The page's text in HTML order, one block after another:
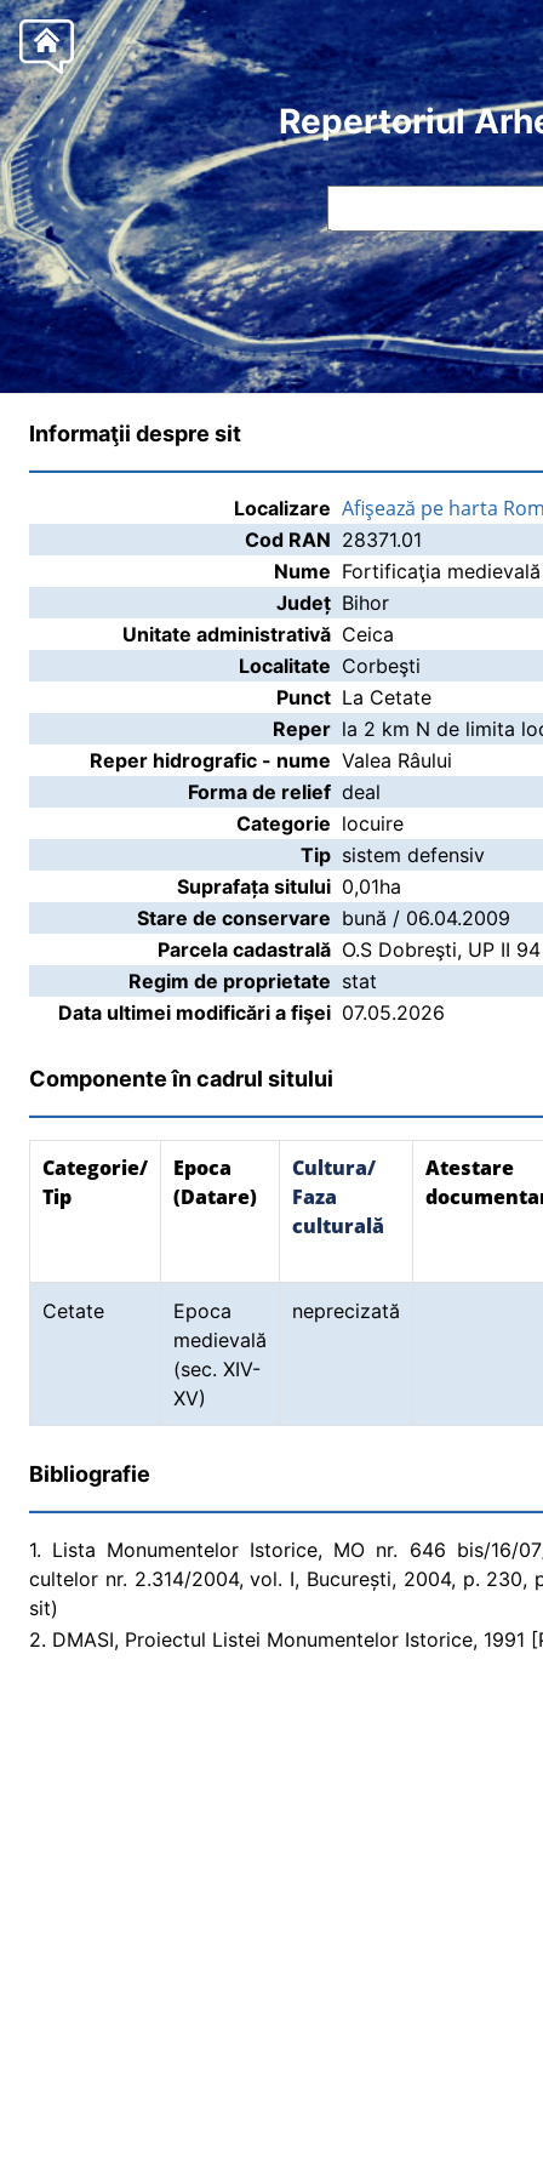
Repertoriul
Informaţii despre sit
Localizare Afişează pe harta
Cod RAN 28371.01
Nume Fortificaţia
Județ Bihor
Unitate administrativă Ceica
Localitate Corbeşti
Punct La Cetate
Reper la 2 km N de limita
Reper hidrografic - nume Valea Râului
Forma de relief deal
Categorie locuire
Tip sistem defensiv
Suprafața sitului 0,01ha
Stare de conservare bună / 06.04.2009
Parcela cadastrală O.S Dobreşti, UP II
Regim de proprietate stat
Data ultimei modificări a fişei 07.05.2026
Componente în cadrul sitului
Categorie/
Tip
Epoca
(Datare)
Cultura/
Faza
culturală
Atestare
Cetate
Epoca
medievală
(sec. XIV-
XV)
neprecizată
Bibliografie
1. Lista Monumentelor Istorice, MO nr. 646 bis/16/
cultelor nr. 2.314/2004, vol. I, București, 2004, p.
sit)
2. DMASI, Proiectul Listei Monumentelor Istorice, 1991